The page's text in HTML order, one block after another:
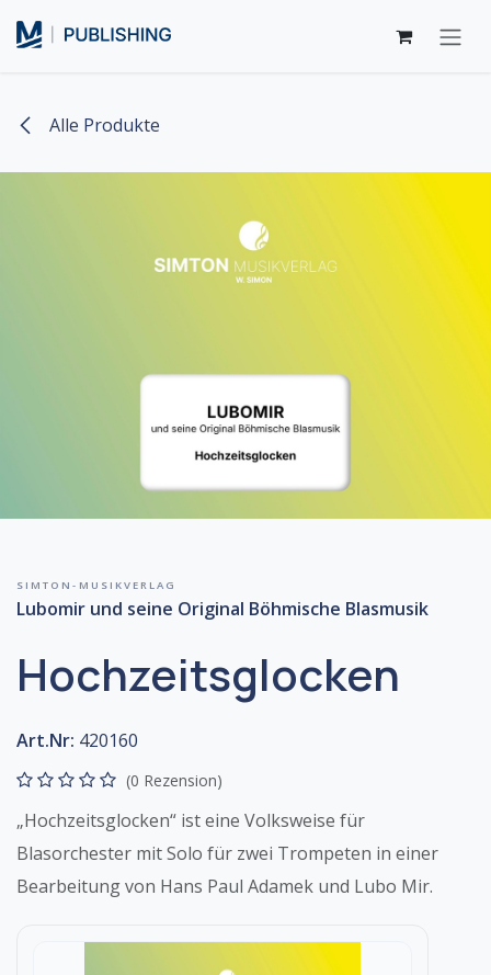
Alle Produkte
SIMTON-MUSIKVERLAG
Lubomir und seine Original Böhmische Blasmusik
Hochzeitsglocken
Art.Nr: 420160
(0 Rezension)
„Hochzeitsglocken“ ist eine Volksweise für
Blasorchester mit Solo für zwei Trompeten in einer
Bearbeitung von Hans Paul Adamek und Lubo Mir.